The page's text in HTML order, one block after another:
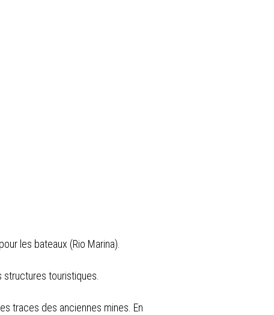
les bateaux (Rio Marina).
structures touristiques.
traces des anciennes mines. En